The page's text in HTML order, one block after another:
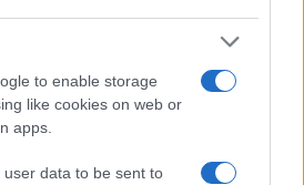
to enable storage
like cookies on web or
apps.
user data to be sent to